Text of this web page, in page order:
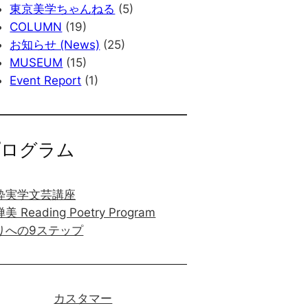
東京美学ちゃんねる (5)
COLUMN (19)
お知らせ (News) (25)
MUSEUM (15)
Event Report (1)
グラム
実学文芸講座
美 Reading Poetry Program
への9ステップ
カスタマー